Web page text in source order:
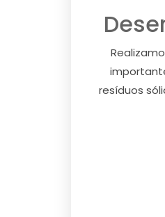
resíduos